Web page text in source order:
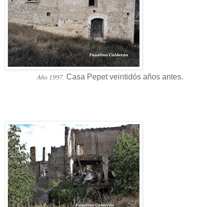
Año 1997. Casa Pepet veintidós años antes.